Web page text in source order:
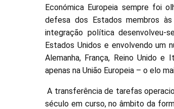
Económica Europeia sempre foi
defesa dos Estados membros
integração política desenvolveu-
Estados Unidos e envolvendo um
Alemanha, França, Reino Unido
apenas na União Europeia – o elo
A transferência de tarefas
século em curso, no âmbito da